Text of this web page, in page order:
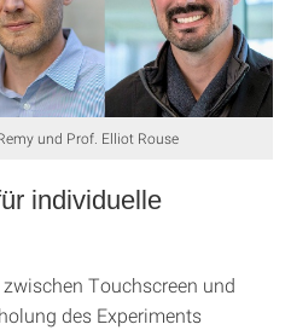
und Prof. Elliot Rouse
individuelle
Touchscreen und
des Experiments